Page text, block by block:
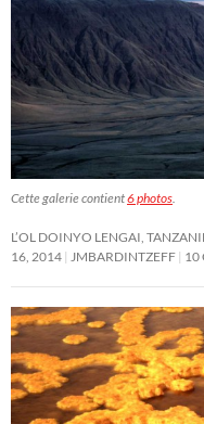
Cette galerie contient6 photos.
L’OL DOINYO LENGAI,
16, 2014 JMBARDINTZEFF 10